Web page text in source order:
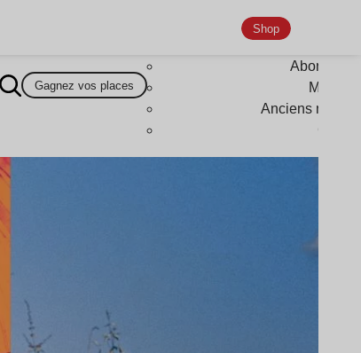
Gagnez vos places
Shop
Anciens